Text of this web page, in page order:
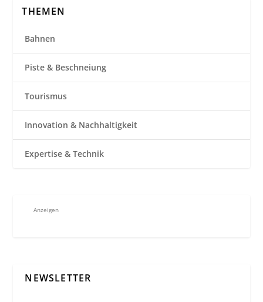
THEMEN
Bahnen
Piste & Beschneiung
Tourismus
Innovation & Nachhaltigkeit
Expertise & Technik
Anzeigen
NEWSLETTER